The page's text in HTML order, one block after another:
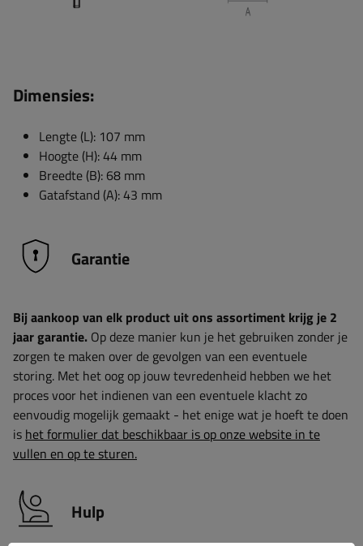
Dimensies:
Lengte (L): 107 mm
Hoogte (H): 44 mm
Breedte (B): 68 mm
Gatafstand (A): 43 mm
Garantie
Bij aankoop van elk product uit ons assortiment krijg je 2
jaar garantie. Op deze manier kun je het gebruiken zonder je
zorgen te maken over de gevolgen van een eventuele
storing. Met het oog op jouw tevredenheid hebben we het
proces voor het indienen van een eventuele klacht zo
eenvoudig mogelijk gemaakt - het enige wat je hoeft te doen
is het formulier dat beschikbaar is op onze website in te
vullen en op te sturen.
Hulp